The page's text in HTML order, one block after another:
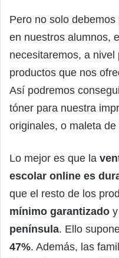
Pero no solo
en nuestros alumnos,
necesitaremos, a
productos que nos
Así podremos
tóner para nuestra
originales, o maleta
Lo mejor es que la
escolar online es
que el resto de los
mínimo garantizado
península. Ello
47%. Además, las